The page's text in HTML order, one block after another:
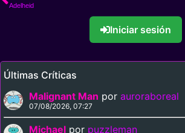
Adelheid
Iniciar sesión
Últimas Críticas
Malignant Man por auroraboreal
07/08/2026, 07:27
Michael por puzzleman